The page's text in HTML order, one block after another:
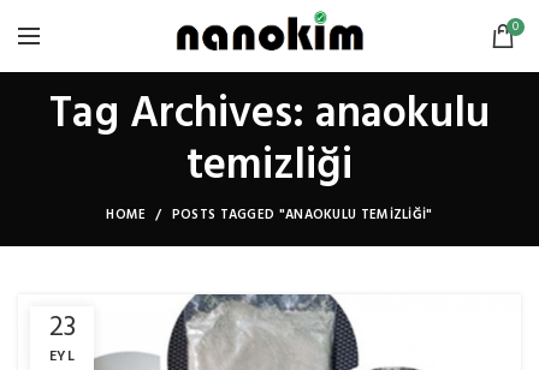
0
Tag Archives: anaokulu
temizliği
HOME POSTS TAGGED "ANAOKULU TEMIZLIĞI"
23
EYL